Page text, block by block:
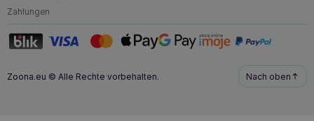
benötigen. Das Produkt erfüllt die Anforderungen selbst
leckeres Futter benötigen.
Zahlungen
Zoona.eu © Alle Rechte vorbehalten. Nach oben